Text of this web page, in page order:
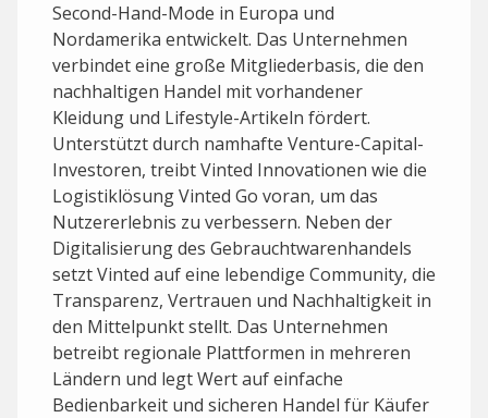
Second-Hand-Mode in Europa und
Nordamerika entwickelt. Das Unternehmen
verbindet eine große Mitgliederbasis, die den
nachhaltigen Handel mit vorhandener
Kleidung und Lifestyle-Artikeln fördert.
Unterstützt durch namhafte Venture-Capital-
Investoren, treibt Vinted Innovationen wie die
Logistiklösung Vinted Go voran, um das
Nutzererlebnis zu verbessern. Neben der
Digitalisierung des Gebrauchtwarenhandels
setzt Vinted auf eine lebendige Community, die
Transparenz, Vertrauen und Nachhaltigkeit in
den Mittelpunkt stellt. Das Unternehmen
betreibt regionale Plattformen in mehreren
Ländern und legt Wert auf einfache
Bedienbarkeit und sicheren Handel für Käufer